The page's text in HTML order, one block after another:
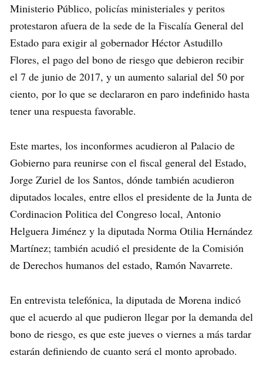
Ministerio Público, policías ministeriales y peritos
protestaron afuera de la sede de la Fiscalía General del
Estado para exigir al gobernador Héctor Astudillo
Flores, el pago del bono de riesgo que debieron recibir
el 7 de junio de 2017, y un aumento salarial del 50 por
ciento, por lo que se declararon en paro indefinido hasta
tener una respuesta favorable.
Este martes, los inconformes acudieron al Palacio de
Gobierno para reunirse con el fiscal general del Estado,
Jorge Zuriel de los Santos, dónde también acudieron
diputados locales, entre ellos el presidente de la Junta de
Cordinacion Politica del Congreso local, Antonio
Helguera Jiménez y la diputada Norma Otilia Hernández
Martínez; también acudió el presidente de la Comisión
de Derechos humanos del estado, Ramón Navarrete.
En entrevista telefónica, la diputada de Morena indicó
que el acuerdo al que pudieron llegar por la demanda del
bono de riesgo, es que este jueves o viernes a más tardar
estarán definiendo de cuanto será el monto aprobado.